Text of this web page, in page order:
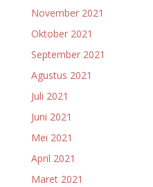
November 2021
Oktober 2021
September 2021
Agustus 2021
Juli 2021
Juni 2021
Mei 2021
April 2021
Maret 2021